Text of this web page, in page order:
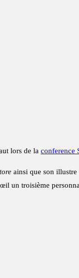
lors de la conference
ainsi que son illustre
un troisième